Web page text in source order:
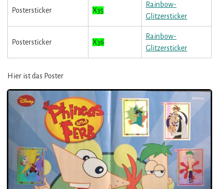
Postersticker X35
Rainbow-
Glitzersticker
Postersticker X36
Rainbow-
Glitzersticker
Hier ist das Poster